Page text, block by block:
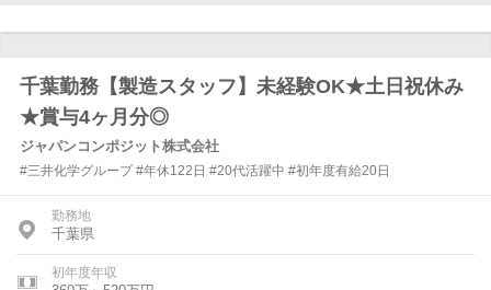
千葉勤務【製造スタッフ】未経験OK★土日祝休み
★賞与4ヶ月分◎
ジャパンコンポジット株式会社
#三井化学グループ #年休122日 #20代活躍中 #初年度有給20日
勤務地
千葉県
初年度年収